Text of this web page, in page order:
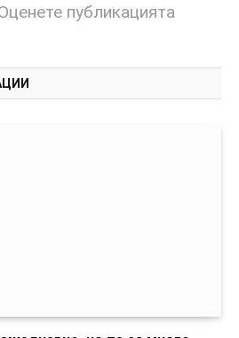
публикацията